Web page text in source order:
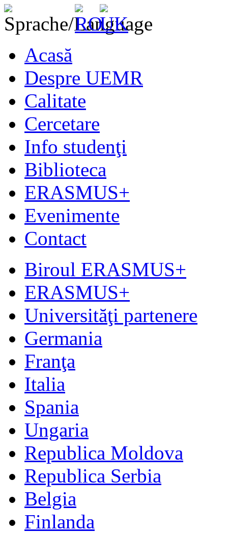
Acasă
Despre UEMR
Calitate
Cercetare
Info studenţi
Biblioteca
ERASMUS+
Evenimente
Contact
Biroul ERASMUS+
ERASMUS+
Universităţi partenere
Germania
Franţa
Italia
Spania
Ungaria
Republica Moldova
Republica Serbia
Belgia
Finlanda